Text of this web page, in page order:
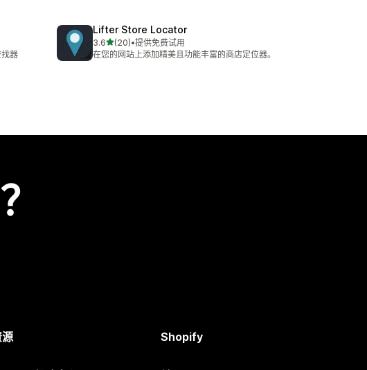
器
Lifter Store Locator
3.6星（满分 5 星）
(20)
总共 20 条评论
•提供免费试用
在您的网站上添加精美且功能丰富的商店定位器。
Shopify